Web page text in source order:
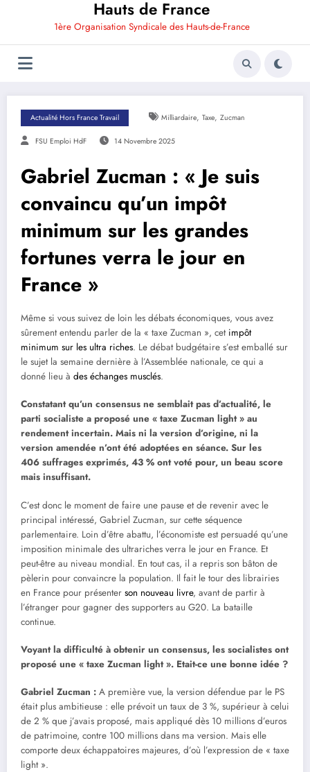
Hauts de France
1ère Organisation Syndicale des Hauts-de-France
Actualité Hors France Travail Milliardaire, Taxe, Zucman
FSU Emploi HdF 14 Novembre 2025
Gabriel Zucman : « Je suis
convaincu qu’un impôt
minimum sur les grandes
fortunes verra le jour en
France »
Même si vous suivez de loin les débats économiques, vous avez
sûrement entendu parler de la « taxe Zucman », cet impôt
minimum sur les ultra riches. Le débat budgétaire s’est emballé sur
le sujet la semaine dernière à l’Assemblée nationale, ce qui a
donné lieu à des échanges musclés.
Constatant qu’un consensus ne semblait pas d’actualité, le
parti socialiste a proposé une « taxe Zucman light » au
rendement incertain. Mais ni la version d’origine, ni la
version amendée n’ont été adoptées en séance. Sur les
406 suffrages exprimés, 43 % ont voté pour, un beau score
mais insuffisant.
C’est donc le moment de faire une pause et de revenir avec le
principal intéressé, Gabriel Zucman, sur cette séquence
parlementaire. Loin d’être abattu, l’économiste est persuadé qu’une
imposition minimale des ultrariches verra le jour en France. Et
peut-être au niveau mondial. En tout cas, il a repris son bâton de
pèlerin pour convaincre la population. Il fait le tour des librairies
en France pour présenter son nouveau livre, avant de partir à
l’étranger pour gagner des supporters au G20. La bataille
continue.
Voyant la difficulté à obtenir un consensus, les socialistes ont
proposé une « taxe Zucman light ». Etait-ce une bonne idée ?
Gabriel Zucman : A première vue, la version défendue par le PS
était plus ambitieuse : elle prévoit un taux de 3 %, supérieur à celui
de 2 % que j’avais proposé, mais appliqué dès 10 millions d’euros
de patrimoine, contre 100 millions dans ma version. Mais elle
comporte deux échappatoires majeures, d’où l’expression de « taxe
light ».